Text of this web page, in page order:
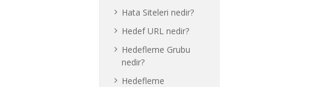
Hata Siteleri nedir?
Hedef URL nedir?
Hedefleme Grubu
nedir?
Hedefleme